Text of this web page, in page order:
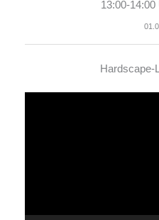
13:00-14:00
Hardscape-